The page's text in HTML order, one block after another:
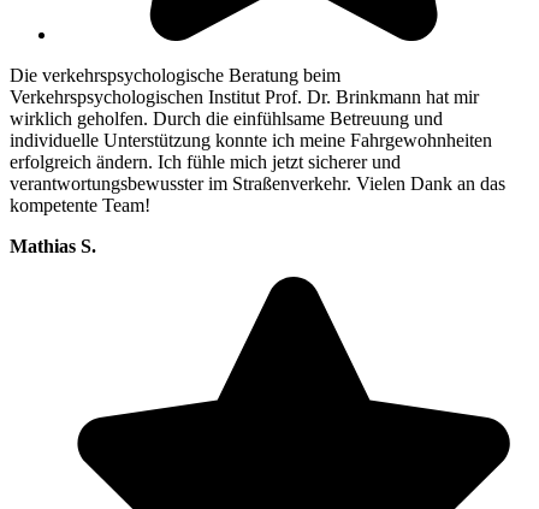
Die verkehrspsychologische Beratung beim
Verkehrspsychologischen Institut Prof. Dr. Brinkmann hat mir
wirklich geholfen. Durch die einfühlsame Betreuung und
individuelle Unterstützung konnte ich meine Fahrgewohnheiten
erfolgreich ändern. Ich fühle mich jetzt sicherer und
verantwortungsbewusster im Straßenverkehr. Vielen Dank an das
kompetente Team!
Mathias S.